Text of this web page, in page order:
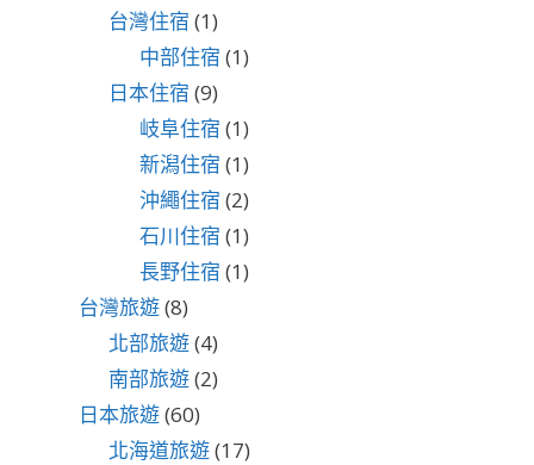
台灣住宿 (1)
中部住宿 (1)
日本住宿 (9)
岐阜住宿 (1)
新潟住宿 (1)
沖繩住宿 (2)
石川住宿 (1)
長野住宿 (1)
台灣旅遊(8)
北部旅遊(4)
南部旅遊(2)
日本旅遊(60)
北海道旅遊(17)